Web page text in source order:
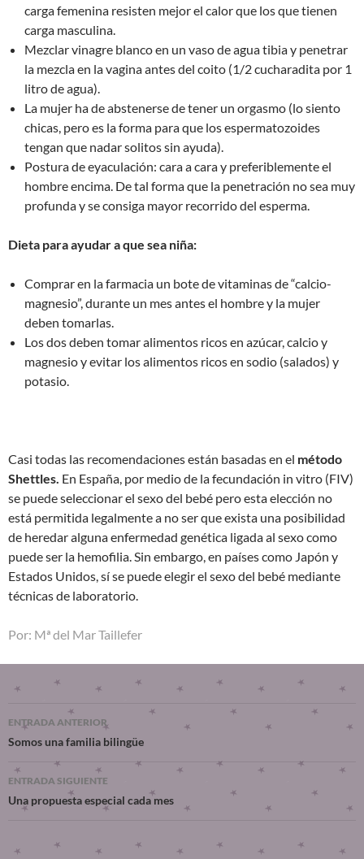
carga femenina resisten mejor el calor que los que tienen
carga masculina.
Mezclar vinagre blanco en un vaso de agua tibia y penetrar
la mezcla en la vagina antes del coito (1/2 cucharadita por 1
litro de agua).
La mujer ha de abstenerse de tener un orgasmo (lo siento
chicas, pero es la forma para que los espermatozoides
tengan que nadar solitos sin ayuda).
Postura de eyaculación: cara a cara y preferiblemente el
hombre encima. De tal forma que la penetración no sea muy
profunda y se consiga mayor recorrido del esperma.
Dieta para ayudar a que sea niña:
Comprar en la farmacia un bote de vitaminas de “calcio-
magnesio”, durante un mes antes el hombre y la mujer
deben tomarlas.
Los dos deben tomar alimentos ricos en azúcar, calcio y
magnesio y evitar los alimentos ricos en sodio (salados) y
potasio.
Casi todas las recomendaciones están basadas en el método
Shettles. En España, por medio de la fecundación in vitro (FIV)
se puede seleccionar el sexo del bebé pero esta elección no
está permitida legalmente a no ser que exista una posibilidad
de heredar alguna enfermedad genética ligada al sexo como
puede ser la hemofilia. Sin embargo, en países como Japón y
Estados Unidos, sí se puede elegir el sexo del bebé mediante
técnicas de laboratorio.
Por: Mª del Mar Taillefer
ENTRADA ANTERIOR
Somos una familia bilingüe
ENTRADA SIGUIENTE
Una propuesta especial cada mes